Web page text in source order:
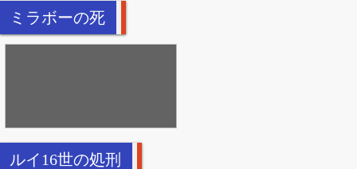
ミラボーの死
ルイ16世の処刑